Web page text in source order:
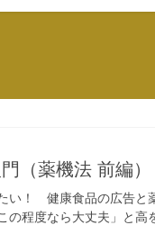
（薬機法 前編）
い！ 健康食品の広告と
の程度なら大丈夫」と